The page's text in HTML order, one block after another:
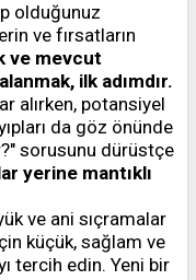
olduğunuz
ve fırsatların
ve mevcut
ilk adımdır.
alırken, potansiyel
da göz önünde
sorusunu dürüstçe
yerine mantıklı
ve ani sıçramalar
küçük, sağlam ve
tercih edin. Yeni bir